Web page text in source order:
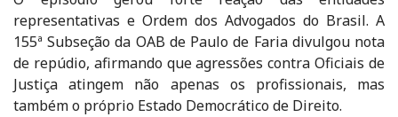
representativas e Ordem dos Advogados do Brasil. A
155ª Subseção da OAB de Paulo de Faria divulgou nota
de repúdio, afirmando que agressões contra Oficiais de
Justiça atingem não apenas os profissionais, mas
também o próprio Estado Democrático de Direito.